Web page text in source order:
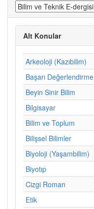
Alt Konular
Arkeoloji (Kazıbilim)
Başarı Değerlendirme
Beyin Sinir Bilim
Bilgisayar
Bilim ve Toplum
Bilişsel Bilimler
Biyoloji (Yaşambilim)
Biyotıp
Cizgi Roman
Etik